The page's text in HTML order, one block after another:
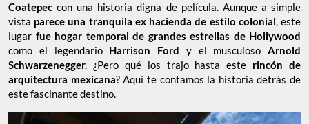
Coatepeccon una historia digna de película. Aunque a simple
vista parece una tranquila ex hacienda de estilo colonial, este
lugar fue hogar temporal de grandes estrellas de Hollywood
como el legendarioHarrison Ford y el musculoso Arnold
Schwarzenegger. ¿Pero qué los trajo hasta este rincón de
arquitectura mexicana? Aquí te contamos la historia detrás de
este fascinante destino.